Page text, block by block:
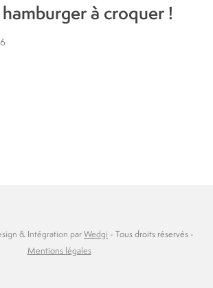
à croquer !
& Intégration parWedgi - Tous droits réservés -
Mentions légales